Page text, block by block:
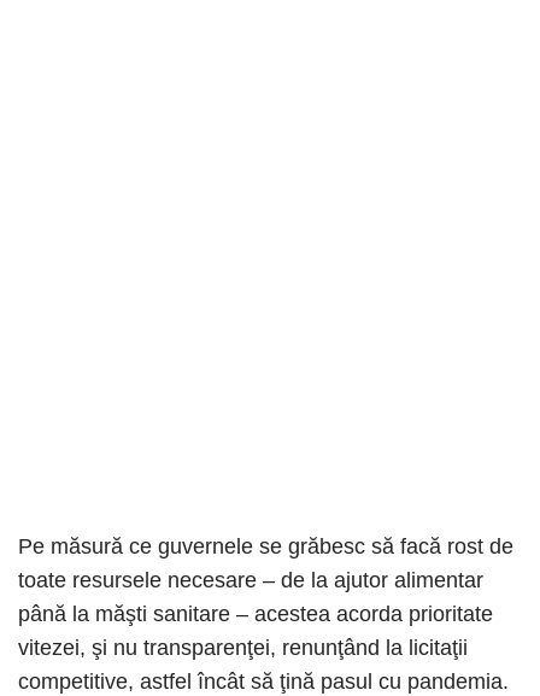
Pe măsură ce guvernele se grăbesc să facă rost de
toate resursele necesare – de la ajutor alimentar
până la măşti sanitare – acestea acorda prioritate
vitezei, şi nu transparenţei, renunţând la licitaţii
competitive, astfel încât să ţină pasul cu pandemia.